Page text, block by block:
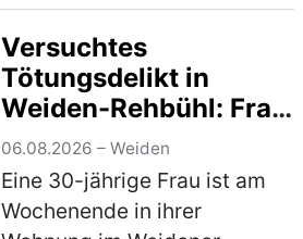
angehalten. Die in Nürnberg
wohnhafte Griechin war auf
der A9 in Fa…(mehr)
Versuchtes
Tötungsdelikt in
Weiden-Rehbühl: Frau
schwer verletzt – Nach
überregionaler
Fahndung
Tatverdächtiger in
06.08.2026 – Weiden
Eine 30-jährige Frau ist am
Wochenende in ihrer